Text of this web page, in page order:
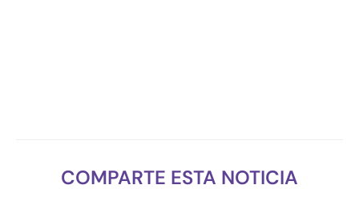
COMPARTE ESTA NOTICIA